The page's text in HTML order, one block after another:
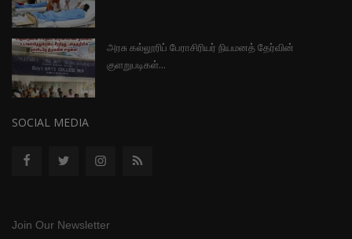
அரசு கல்லூரிப் பேராசிரியர் நியமனத் தேர்வின்
குளறுபடிகள்...
SOCIAL MEDIA
Join Our Newsletter